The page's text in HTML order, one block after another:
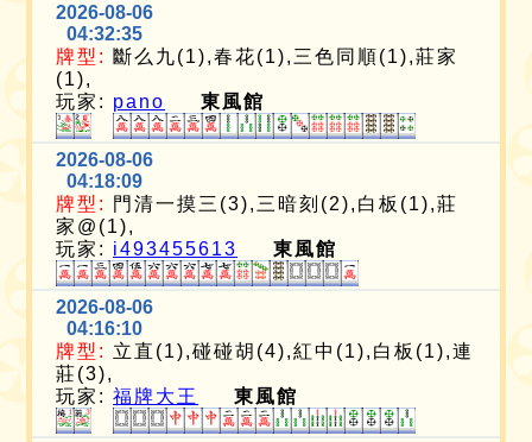
2026-08-06
04:32:35
牌型: 斷么九(1),春花(1),三色同順(1),莊家
(1),
玩家: pano 東風館
2026-08-06
04:18:09
牌型:
門清一摸三(3),三暗刻(2),白板(1),莊
家@(1),
玩家: i493455613 東風館
2026-08-06
04:16:10
牌型: 立直(1),碰碰胡(4),紅中(1),白板(1),連
莊(3),
玩家:福牌大王 東風館